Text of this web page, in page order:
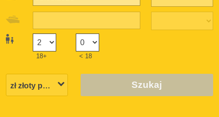
18+ < 18
Szukaj